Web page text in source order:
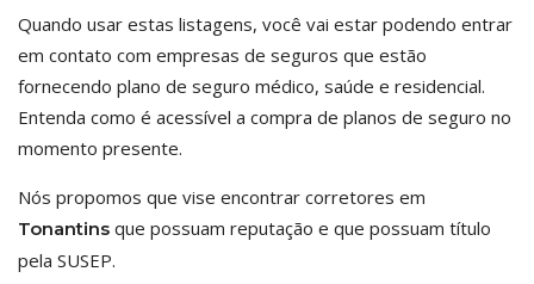
Quando usar estas listagens, você vai estar podendo entrar
em contato com empresas de seguros que estão
fornecendo plano de seguro médico, saúde e residencial.
Entenda como é acessível a compra de planos de seguro no
momento presente.
Nós propomos que vise encontrar corretores em
Tonantins que possuam reputação e que possuam título
pela SUSEP.